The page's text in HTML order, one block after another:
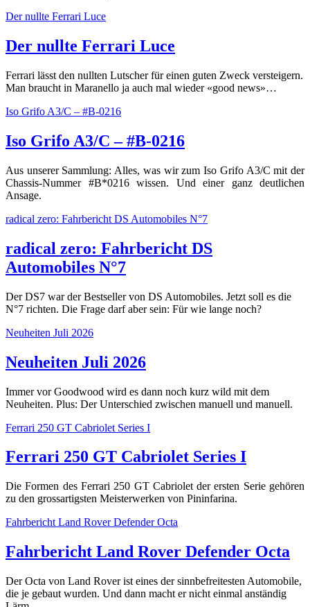
Der nullte Ferrari Luce
Der nullte Ferrari Luce
Ferrari lässt den nullten Lutscher für einen guten Zweck versteigern.
Man braucht in Maranello ja auch mal wieder «good news»…
Iso Grifo A3/C – #B-0216
Iso Grifo A3/C – #B-0216
Aus unserer Sammlung: Alles, was wir zum Iso Grifo A3/C mit der
Chassis-Nummer #B*0216 wissen. Und einer ganz deutlichen
Ansage.
radical zero: Fahrbericht DS Automobiles N°7
radical zero: Fahrbericht DS
Automobiles N°7
Der DS7 war der Bestseller von DS Automobiles. Jetzt soll es die
N°7 richten. Die Frage darf aber sein: Für wie lange noch?
Neuheiten Juli 2026
Neuheiten Juli 2026
Immer vor Goodwood wird es dann noch kurz wild mit dem
Neuheiten. Plus: Der Unterschied zwischen manuell und manuell.
Ferrari 250 GT Cabriolet Series I
Ferrari 250 GT Cabriolet Series I
Die Formen des Ferrari 250 GT Cabriolet der ersten Serie gehören
zu den grossartigsten Meisterwerken von Pininfarina.
Fahrbericht Land Rover Defender Octa
Fahrbericht Land Rover Defender Octa
Der Octa von Land Rover ist eines der sinnbefreitesten Automobile,
die je gebaut wurden. Und dann macht er nicht einmal anständig